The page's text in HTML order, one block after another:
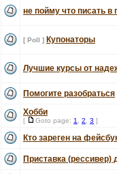
не пойму что писать
[ Poll ] Купонаторы
Лучшие курсы от
Помогите разобраться
Хобби
[ Goto page: 1 2 3 ]
Кто зареген на
Приставка (рессивер)